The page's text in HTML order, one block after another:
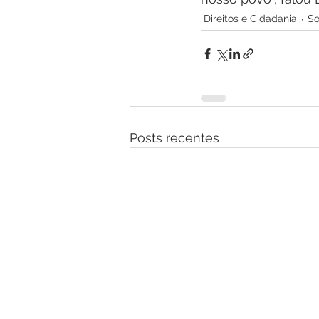
Direitos e Cidadania
Posts recentes